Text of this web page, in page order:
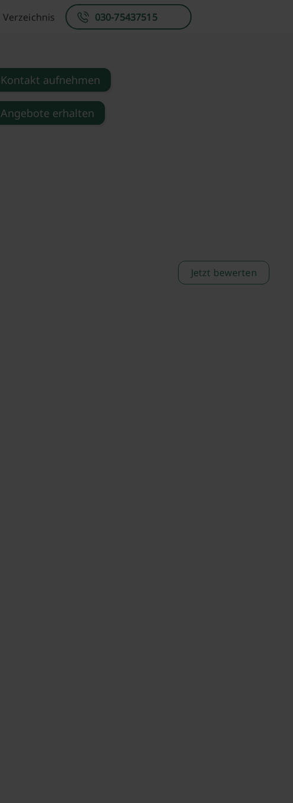
Verzeichnis 030-75437515
Kontakt aufnehmen
Angebote erhalten
Jetzt bewerten